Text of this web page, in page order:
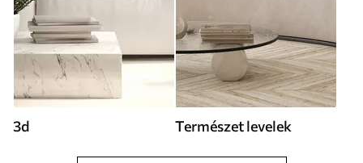
3d Természet levelek